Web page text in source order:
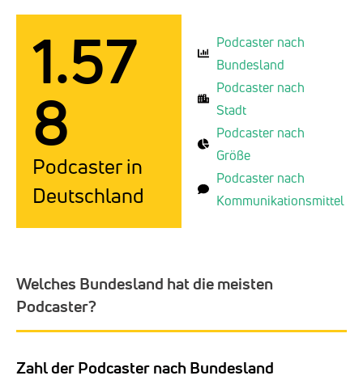
1.57
8
Podcaster in
Deutschland
Podcaster nach
Bundesland
Podcaster nach
Stadt
Podcaster nach
Größe
Podcaster nach
Kommunikationsmittel
Welches Bundesland hat die meisten
Podcaster?
Zahl der Podcaster nach Bundesland